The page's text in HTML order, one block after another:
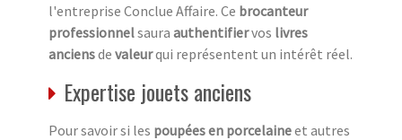
l'entreprise Conclue Affaire. Ce brocanteur
professionnelsaura authentifiervos livres
anciensde valeurqui représentent un intérêt réel.
Expertise jouets anciens
Pour savoir si les poupées en porcelaineet autres